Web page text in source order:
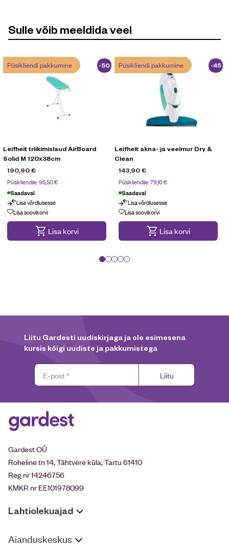
Sulle võib meeldida veel
Püsikliendi pakkumine
-50
%
Leifheit triikimislaud AirBoard
Solid M 120x38cm
190,90€
Püsikliendile:95,50€
Saadaval
Püsikliendi pakkumine
Lisa võrdlusesse
Lisa soovikorvi
Lisa korvi
Püsikliendi pakkumine
-45
%
Leifheit akna- ja veeimur Dry &
Clean
143,90€
Püsikliendile:79,10€
Saadaval
Püsikliendi pakkumine
Lisa võrdlusesse
Lisa soovikorvi
Lisa korvi
Liitu Gardesti uudiskirjaga ja ole esimesena
kursis kõigi uudiste ja pakkumistega
Liitu
Gardest OÜ
Roheline tn 14, Tähtvere küla, Tartu 61410
Reg nr 14246756
KMKR nr EE101978099
Lahtiolekuajad
Aianduskeskus